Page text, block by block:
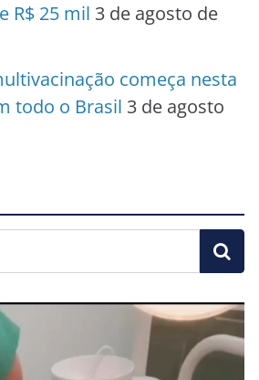
R$ 25 mil 3 de agosto de
começa nesta
todo o Brasil 3 de agosto